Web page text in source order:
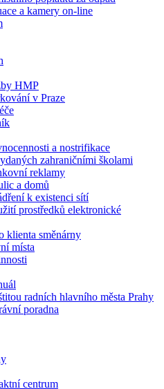
a kamery on-line
HMP
v Praze
a nostrifikace
zahraničními školami
reklamy
a domů
k existenci sítí
prostředků elektronické
klienta směnárny
místa
radních hlavního města Prahy
poradna
centrum